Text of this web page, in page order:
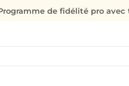
de fidélité pro